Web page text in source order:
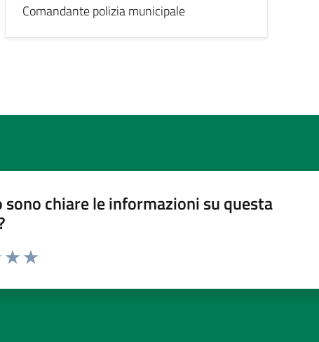
Comandante polizia municipale
sono chiare le informazioni su questa